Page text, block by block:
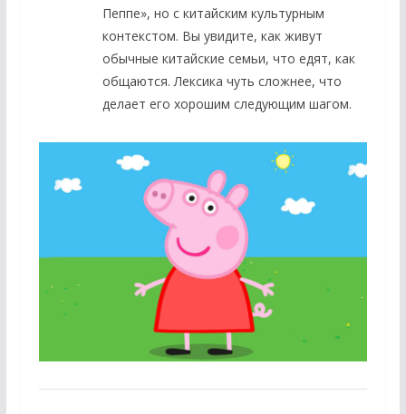
Пеппе», но с китайским культурным
контекстом. Вы увидите, как живут
обычные китайские семьи, что едят, как
общаются. Лексика чуть сложнее, что
делает его хорошим следующим шагом.